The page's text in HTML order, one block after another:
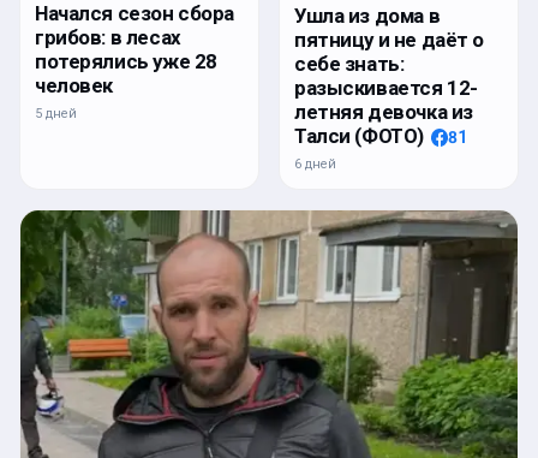
Начался сезон сбора
грибов: в лесах
потерялись уже 28
человек
5 дней
Ушла из дома в
пятницу и не даёт о
себе знать:
разыскивается 12-
летняя девочка из
Талси (ФОТО)
81
6 дней